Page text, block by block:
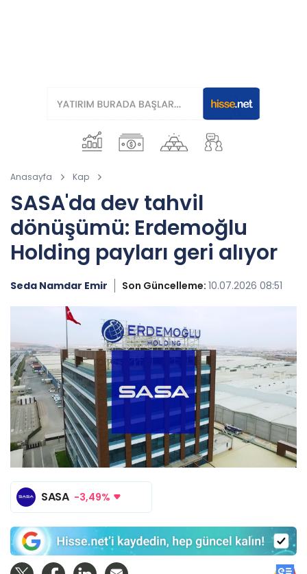
Anasayfa Kap
SASA'da dev tahvil
dönüşümü: Erdemoğlu
Holding payları geri alıyor
Seda Namdar Emir Son Güncelleme: 10.07.2026 08:51
SASA -3,49%